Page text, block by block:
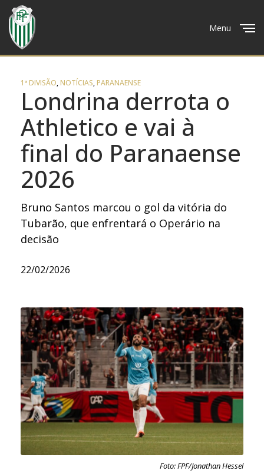
Menu
1ª DIVISÃO,NOTÍCIAS,PARANAENSE
Londrina derrota o
Athletico e vai à
final do Paranaense
2026
Bruno Santos marcou o gol da vitória do
Tubarão, que enfrentará o Operário na
decisão
22/02/2026
Foto: FPF/Jonathan Hessel